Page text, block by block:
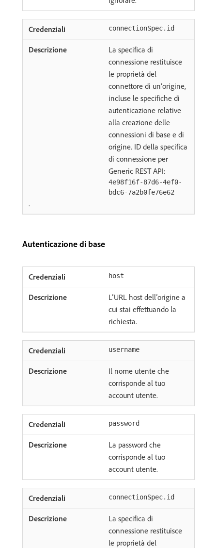
connectionSpec.id
La specifica di
connessione restituisce
le proprietà del
connettore di un’origine,
incluse le specifiche di
autenticazione relative
alla creazione delle
connessioni di base e di
origine. ID della specifica
di connessione per
Generic REST API:
4e98f16f-87d6-4ef0-
bdc6-7a2b0fe76e62
.
Autenticazione di base
host
L’URL host dell’origine a
cui stai effettuando la
richiesta.
username
Il nome utente che
corrisponde al tuo
account utente.
password
La password che
corrisponde al tuo
account utente.
connectionSpec.id
La specifica di
connessione restituisce
le proprietà del